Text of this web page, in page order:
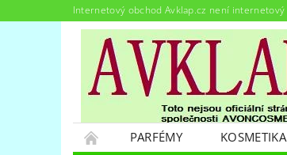
Internetový obchod Avklap.cz není
PARFÉMY KOSMETIKA